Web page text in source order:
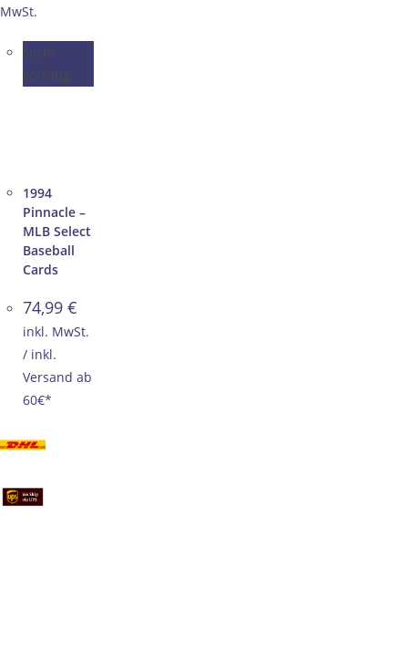
MwSt.
Nicht
vorrätig
1994
Pinnacle –
MLB Select
Baseball
Cards
74,99 €
inkl. MwSt.
/ inkl.
Versand ab
60€*